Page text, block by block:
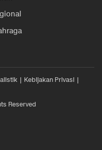
Kebijakan Privasi
Reserved